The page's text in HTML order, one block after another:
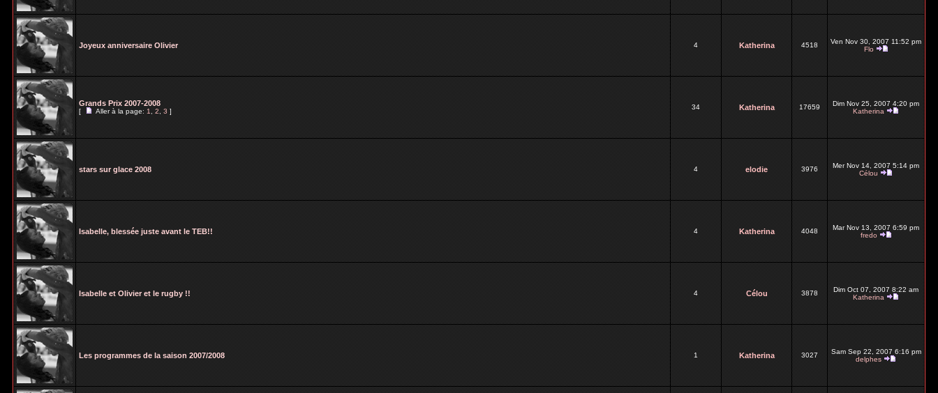
Joyeux anniversaire Olivier 4 Katherina 4518
Ven Nov 30, 2007 11:52 pm
Flo
Grands Prix 2007-2008
[ Aller à la page:1,2,3]
34 Katherina 17659
Dim Nov 25, 2007 4:20 pm
Katherina
stars sur glace 2008 4 elodie 3976
Mer Nov 14, 2007 5:14 pm
Célou
Isabelle, blessée juste avant le TEB!! 4 Katherina 4048
Mar Nov 13, 2007 6:59 pm
fredo
Isabelle et Olivier et le rugby !! 4 Célou 3878
Dim Oct 07, 2007 8:22 am
Katherina
Les programmes de la saison 2007/2008 1 Katherina 3027
Sam Sep 22, 2007 6:16 pm
delphes